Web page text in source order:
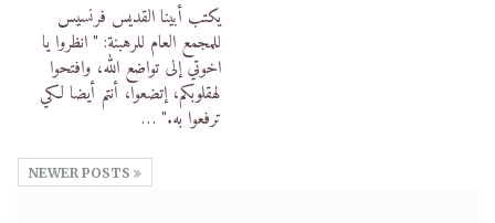
يكتب أبينا القديس فرنسيس
للمجمع العام للرهبنة: " انظروا يا
اخوتي إلى تواضع الله، وافتحوا
لهقلوبكم، إتضعوا، أنتم أيضا لكي
ترفعوا به." …